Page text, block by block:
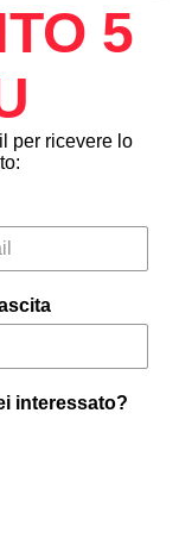
un'ottima
nostra
5
per ricevere lo
interessato?